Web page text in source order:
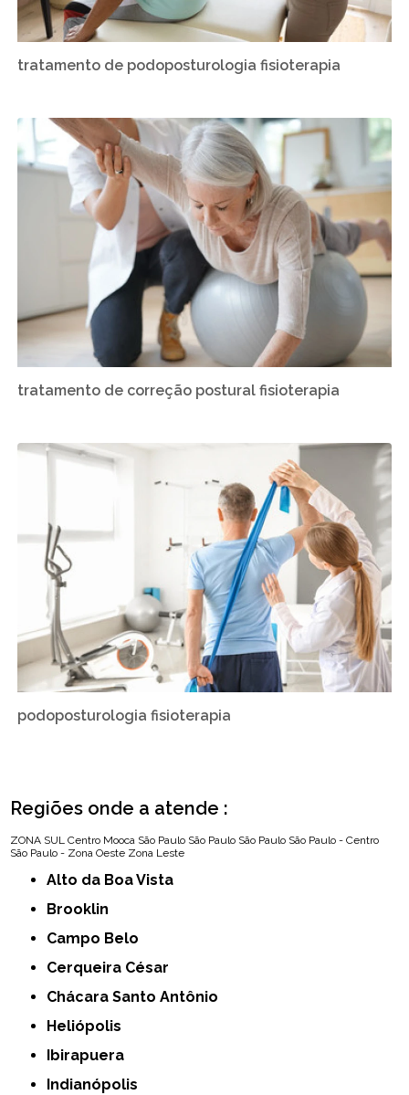
tratamento de podoposturologia fisioterapia
tratamento de correção postural fisioterapia
podoposturologia fisioterapia
Regiões onde a atende :
ZONA SUL Centro Mooca São Paulo São Paulo São Paulo São Paulo - Centro
São Paulo - Zona Oeste Zona Leste
Alto da Boa Vista
Brooklin
Campo Belo
Cerqueira César
Chácara Santo Antônio
Heliópolis
Ibirapuera
Indianópolis